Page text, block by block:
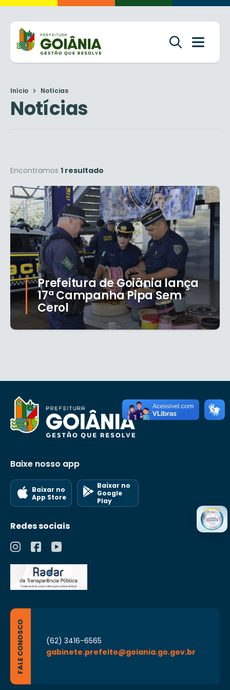
Início Notícias
Notícias
Encontramos 1 resultado
Prefeitura de Goiânia lança
17ª Campanha Pipa Sem
Cerol
Baixe nosso app
Baixar no
App Store
Baixar no
Google
Play
Redes sociais
FALE CONOSCO
(62) 3416-6565
gabinete.prefeito@goiania.go.gov.br